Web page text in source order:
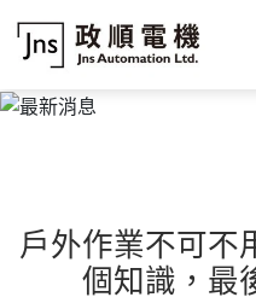
戶外作業不可不
個知識，最